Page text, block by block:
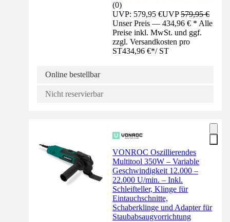
(0)
UVP: 579,95 €UVP579,95 €
Unser Preis — 434,96 € * Alle
Preise inkl. MwSt. und ggf.
zzgl. Versandkosten pro
ST434,96 €*/ ST
Online bestellbar
Nicht reservierbar
VONROC Oszillierendes
Multitool 350W – Variable
Geschwindigkeit 12.000 –
22.000 U/min. – Inkl.
Schleifteller, Klinge für
Eintauchschnitte,
Schaberklinge und Adapter für
Staubabsaugvorrichtung